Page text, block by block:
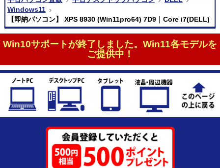
Windows11
【即納パソコン】 XPS 8930 (Win11pro64) 7D9｜Core i7(DELL)
Win10サポートが終了しました。Win11各モデルを
ご提供中！